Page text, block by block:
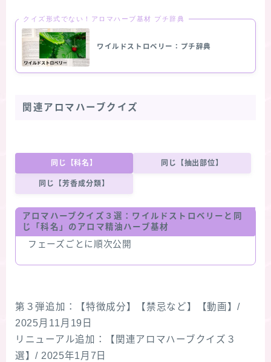
クイズ形式でない！アロマハーブ基材 プチ辞典
ワイルドストロベリー：プチ辞典
関連アロマハーブクイズ
同じ【科名】 同じ【抽出部位】
同じ【芳香成分類】
アロマハーブクイズ３選： ワイルドストロベリー と同
じ「科名」のアロマ精油ハーブ基材
フェーズごとに順次公開
第３弾追加：【特徴成分】【禁忌など】【動画】/
2025月11月19日
リニューアル追加：【関連アロマハーブクイズ３
選】/ 2025年1月7日